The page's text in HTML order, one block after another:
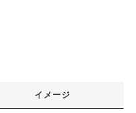
イメージ